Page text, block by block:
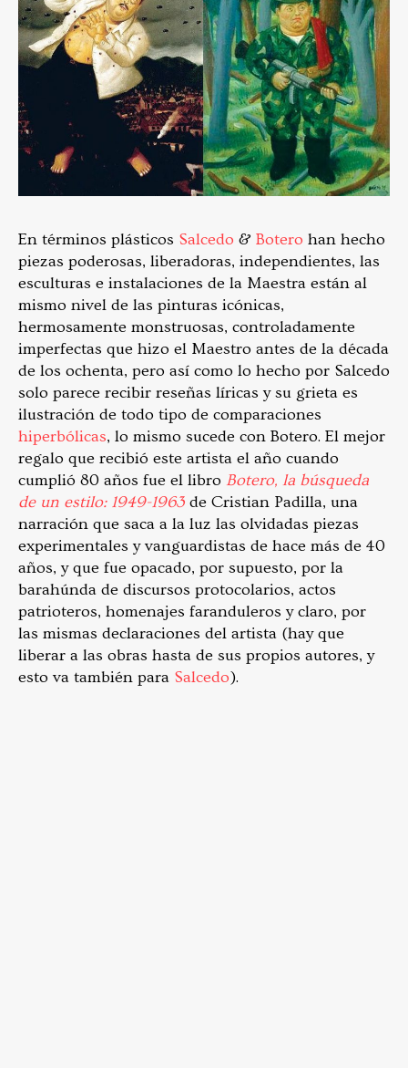
En términos plásticos Salcedo & Botero han hecho
piezas poderosas, liberadoras, independientes, las
esculturas e instalaciones de la Maestra están al
mismo nivel de las pinturas icónicas,
hermosamente monstruosas, controladamente
imperfectas que hizo el Maestro antes de la década
de los ochenta, pero así como lo hecho por Salcedo
solo parece recibir reseñas líricas y su grieta es
ilustración de todo tipo de comparaciones
hiperbólicas, lo mismo sucede con Botero. El mejor
regalo que recibió este artista el año cuando
cumplió 80 años fue el libro Botero, la búsqueda
de un estilo: 1949-1963 de Cristian Padilla, una
narración que saca a la luz las olvidadas piezas
experimentales y vanguardistas de hace más de 40
años, y que fue opacado, por supuesto, por la
barahúnda de discursos protocolarios, actos
patrioteros, homenajes faranduleros y claro, por
las mismas declaraciones del artista (hay que
liberar a las obras hasta de sus propios autores, y
esto va también para Salcedo).